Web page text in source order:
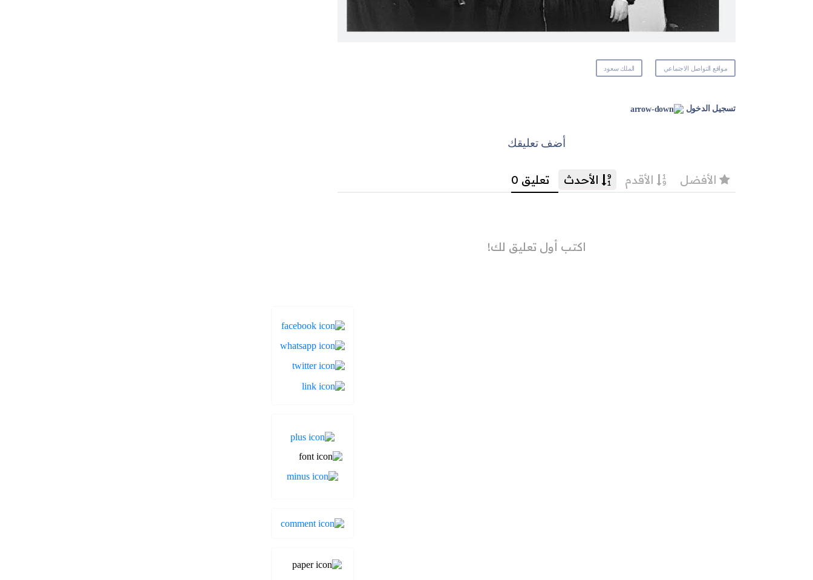
مواقع التواصل الاجتماعي الملك سعود
تسجيل الدخول
أضف تعليقك